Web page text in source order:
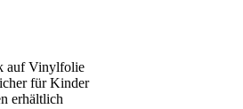
auf Vinylfolie
für Kinder
erhältlich